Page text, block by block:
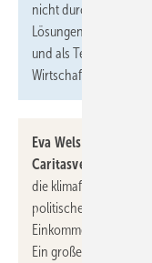
nicht durch
Lösungen
und als Teil der
Wirtschaftsmotor zu
Eva Welskop-
Caritasverbands:
die klimafreundliche
politische Agenda zu
Einkommen leben
Ein großer Teil ihres